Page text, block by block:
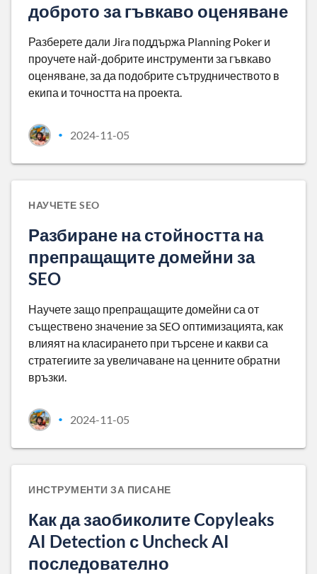
доброто за гъвкаво оценяване
Разберете дали Jira поддържа Planning Poker и
проучете най-добрите инструменти за гъвкаво
оценяване, за да подобрите сътрудничеството в
екипа и точността на проекта.
• 2024-11-05
НАУЧЕТЕ SEO
Разбиране на стойността на
препращащите домейни за
SEO
Научете защо препращащите домейни са от
съществено значение за SEO оптимизацията, как
влияят на класирането при търсене и какви са
стратегиите за увеличаване на ценните обратни
връзки.
• 2024-11-05
ИНСТРУМЕНТИ ЗА ПИСАНЕ
Как да заобиколите Copyleaks
AI Detection с Uncheck AI
последователно